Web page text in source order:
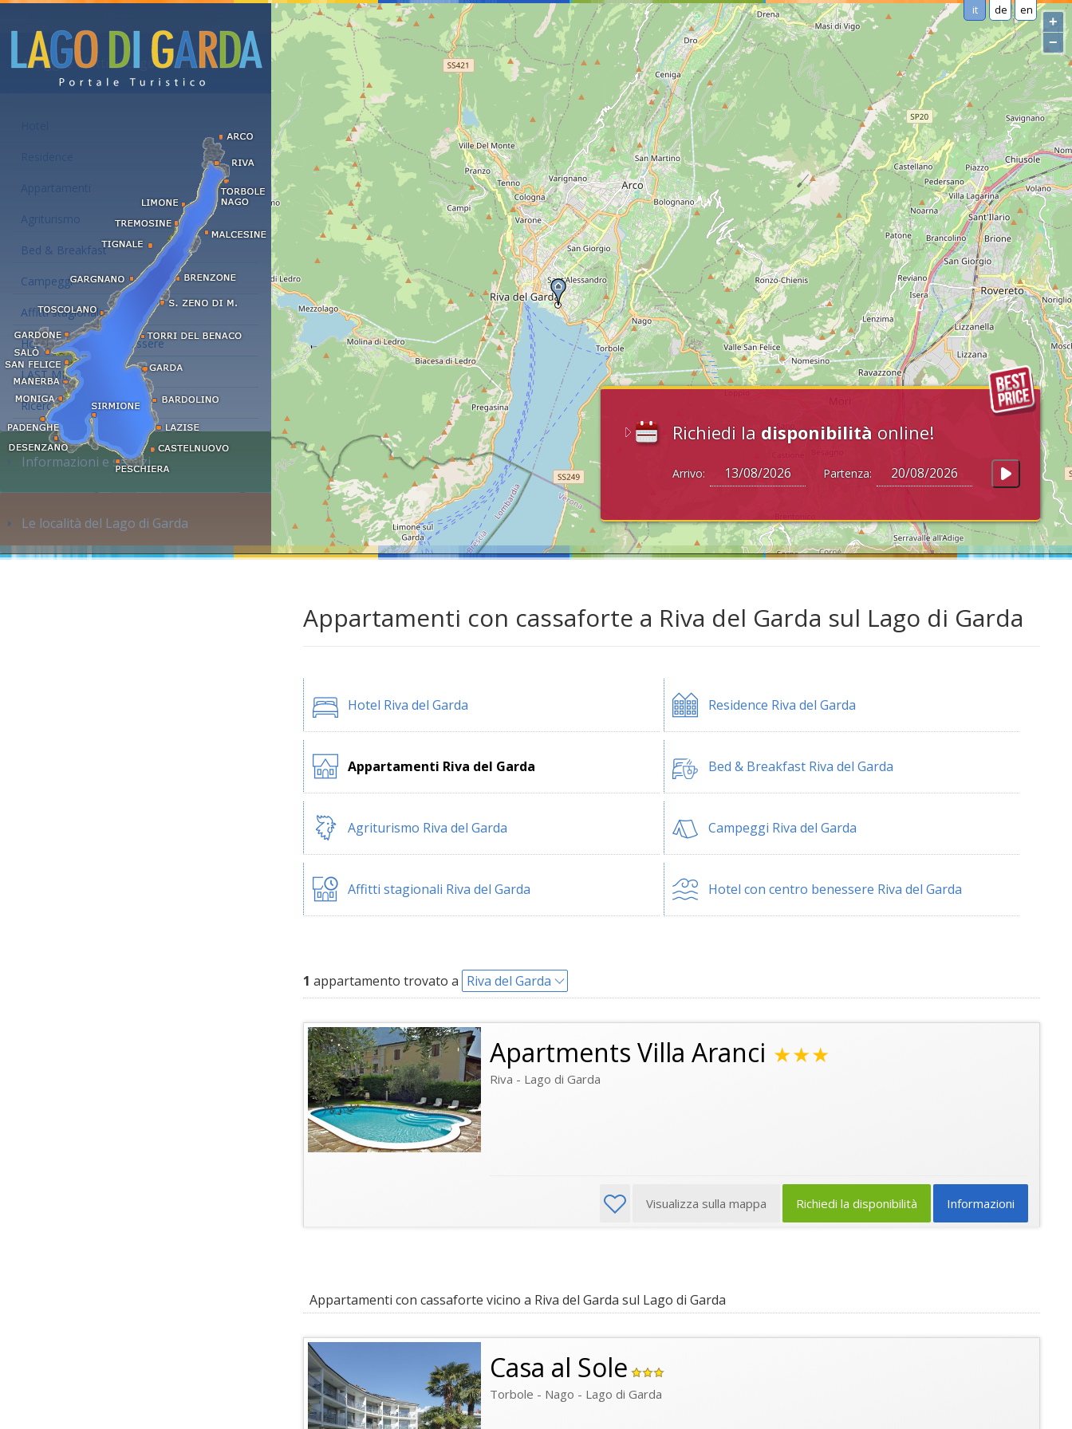
it de en
Richiedi la disponibilità online!
Arrivo: Partenza:
+
−
Alloggi e affitti al Lago di Garda
Appartamenti
Agriturismo
Bed & Breakfast
Campeggi
Affitti stagionali
Hotel con centro benessere
LAST MINUTE
Ricerca alloggi...
Informazioni e servizi
Le località del Lago di Garda
Appartamenti con cassaforte a Riva del Garda sul Lago di Garda
Hotel Riva del Garda Residence Riva del Garda
Appartamenti Riva del Garda Bed & Breakfast Riva del Garda
Agriturismo Riva del Garda Campeggi Riva del Garda
Affitti stagionali Riva del Garda Hotel con centro benessere Riva del Garda
1 appartamento trovato a Riva del Garda
Apartments Villa Aranci ★★★
Riva - Lago di Garda
Informazioni
Richiedi la disponibilità
Visualizza sulla mappa
Appartamenti con cassaforte vicino a Riva del Garda sul Lago di Garda
Casa al Sole
Torbole - Nago - Lago di Garda